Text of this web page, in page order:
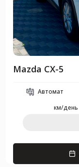
Mazda CX-5
Автомат
км/день